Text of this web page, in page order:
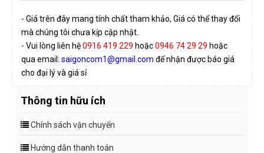
- Giá trên đây mang tính chất tham khảo, Giá có thể thay đổi
mà chúng tôi chưa kịp cập nhật.
- Vui lòng liên hệ0916 419 229 hoặc0946 74 29 29 hoặc
qua email: saigoncom1@gmail.com để nhận được báo giá
cho đại lý và giá sỉ
Thông tin hữu ích
Chính sách vận chuyển
Hướng dẫn thanh toán